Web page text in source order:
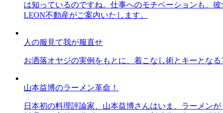
は知っているのですね。仕事へのモチベーションも、
LEON不動産がご案内いたします。
人の服見て我が服直せ
お洒落オヤジの実例をもとに、着こなし術とキーとな
山本益博のラーメン革命！
日本初の料理評論家、山本益博さんはいま、ラーメン